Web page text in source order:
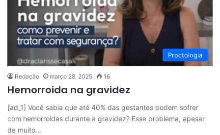
Proctologia
Redação março 28, 2025 16
Hemorroida na gravidez
[ad_1] Você sabia que até 40% das gestantes podem sofrer
com hemorroidas durante a gravidez? Esse problema, apesar
de muito…